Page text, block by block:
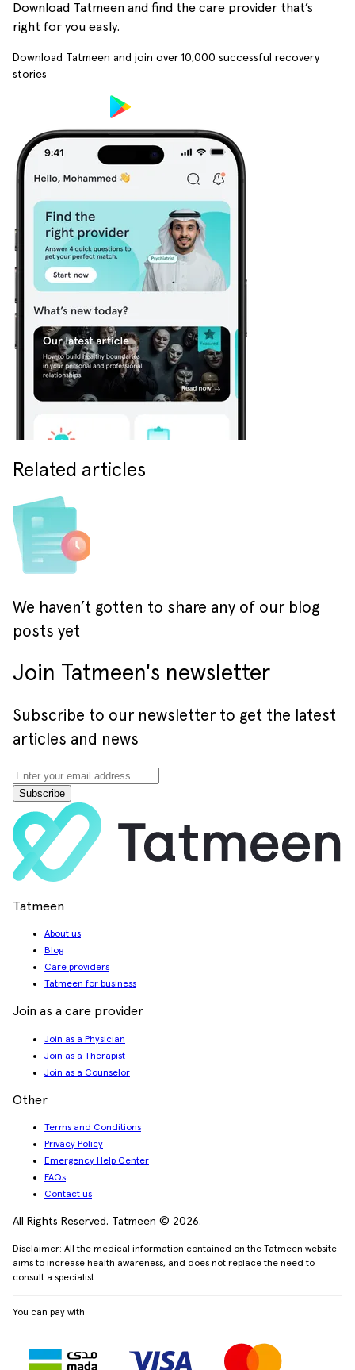
Download Tatmeen and find the care provider that’s
right for you easly.
Download Tatmeen and join over 10,000 successful recovery
stories
Related articles
We haven’t gotten to share any of our blog
posts yet
Join Tatmeen's newsletter
Subscribe to our newsletter to get the latest
articles and news
Subscribe
Tatmeen
About us
Blog
Care providers
Tatmeen for business
Join as a care provider
Join as a Physician
Join as a Therapist
Join as a Counselor
Other
Terms and Conditions
Privacy Policy
Emergency Help Center
FAQs
Contact us
All Rights Reserved. Tatmeen © 2026.
Disclaimer: All the medical information contained on the Tatmeen website
aims to increase health awareness, and does not replace the need to
consult a specialist
You can pay with